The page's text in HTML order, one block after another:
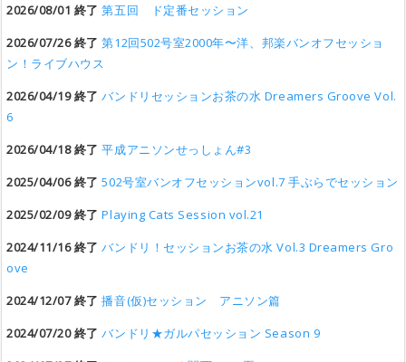
2026/08/01 終了 第五回 ド定番セッション
2026/07/26 終了 第12回502号室2000年〜洋、邦楽バンオフセッショ
ン！ライブハウス
2026/04/19 終了 バンドリセッションお茶の水 Dreamers Groove Vol.
6
2026/04/18 終了 平成アニソンせっしょん#3
2025/04/06 終了 502号室バンオフセッションvol.7 手ぶらでセッション
2025/02/09 終了 Playing Cats Session vol.21
2024/11/16 終了 バンドリ！セッションお茶の水 Vol.3 Dreamers Gro
ove
2024/12/07 終了 播音(仮)セッション アニソン篇
2024/07/20 終了 バンドリ★ガルパセッション Season 9